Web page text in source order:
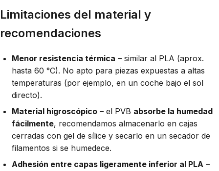
Limitaciones del material y
recomendaciones
Menor resistencia térmica – similar al PLA (aprox.
hasta 60 °C). No apto para piezas expuestas a altas
temperaturas (por ejemplo, en un coche bajo el sol
directo).
Material higroscópico – el PVB absorbe la humedad
fácilmente, recomendamos almacenarlo en cajas
cerradas con gel de sílice y secarlo en un secador de
filamentos si se humedece.
Adhesión entre capas ligeramente inferior al PLA –